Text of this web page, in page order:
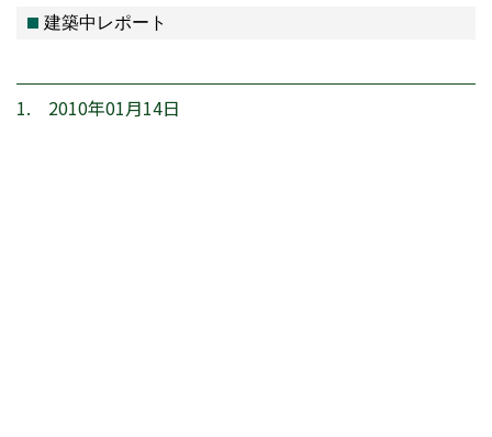
建築中レポート
1. 2010年01月14日